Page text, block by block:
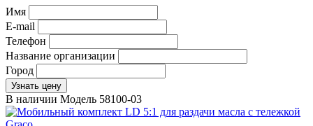
Имя
E-mail
Телефон
Название организации
Город
Узнать цену
В наличии Модель 58100-03